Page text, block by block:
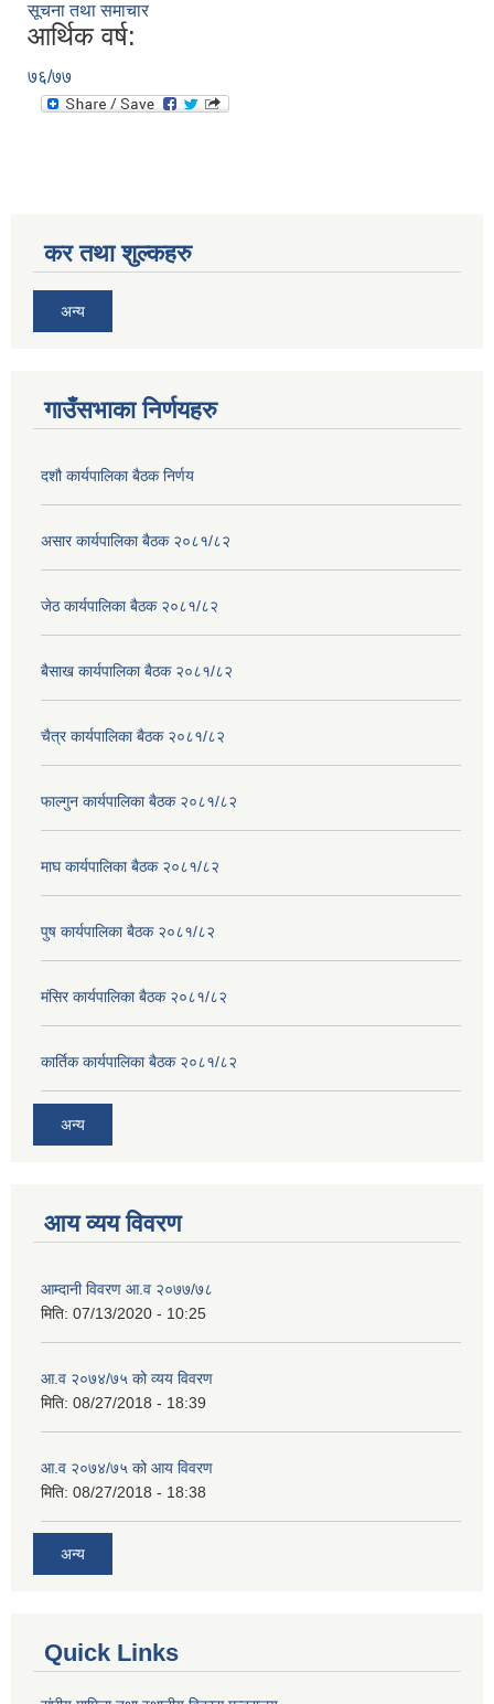
सूचना तथा समाचार
आर्थिक वर्ष:
७६/७७
कर तथा शुल्कहरु
अन्य
गाउँसभाका निर्णयहरु
दशौ कार्यपालिका बैठक निर्णय
असार कार्यपालिका बैठक २०८१/८२
जेठ कार्यपालिका बैठक २०८१/८२
बैसाख कार्यपालिका बैठक २०८१/८२
चैत्र कार्यपालिका बैठक २०८१/८२
फाल्गुन कार्यपालिका बैठक २०८१/८२
माघ कार्यपालिका बैठक २०८१/८२
पुष कार्यपालिका बैठक २०८१/८२
मंसिर कार्यपालिका बैठक २०८१/८२
कार्तिक कार्यपालिका बैठक २०८१/८२
अन्य
आय व्यय विवरण
आम्दानी विवरण आ.व २०७७/७८
मिति: 07/13/2020 - 10:25
आ.व २०७४/७५ को व्यय विवरण
मिति: 08/27/2018 - 18:39
आ.व २०७४/७५ को आय विवरण
मिति: 08/27/2018 - 18:38
अन्य
Quick Links